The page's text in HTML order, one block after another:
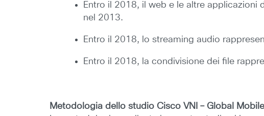
Entro il 2018, il web e le altre
nel 2013.
Entro il 2018, lo streaming audio
Entro il 2018, la condivisione dei file
Metodologia dello studio Cisco VNI – Global